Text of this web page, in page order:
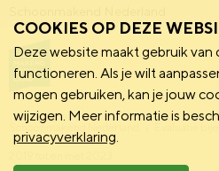
Schoonmakend Nederland
COOKIES OP DEZE
Deze website maakt gebruik
functioneren. Als je wilt
mogen gebruiken, kan je jouw
wijzigen. Meer informatie is
privacyverklaring.